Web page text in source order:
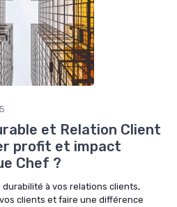
et Relation Client
profit et impact
Chef ?
à vos relations clients,
clients et faire une différence